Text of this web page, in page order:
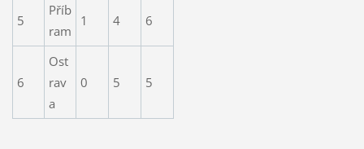
5
Příb
ram
1 4 6
6
Ost
rav
a
0 5 5